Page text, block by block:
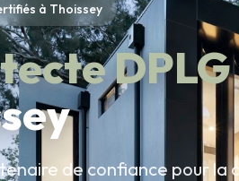
à Thoissey
DPLG
de confiance pour la